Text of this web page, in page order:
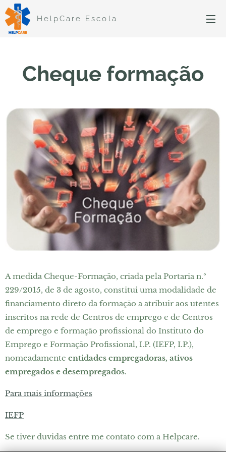
HelpCare Escola
Cheque formação
A medida Cheque-Formação, criada pela Portaria n.º
229/2015, de 3 de agosto, constitui uma modalidade de
financiamento direto da formação a atribuir aos utentes
inscritos na rede de Centros de emprego e de Centros
de emprego e formação profissional do Instituto do
Emprego e Formação Profissional, I.P. (IEFP, I.P.),
nomeadamente entidades empregadoras, ativos
empregados e desempregados.
Para mais informações
IEFP
Se tiver duvidas entre me contato com a Helpcare.